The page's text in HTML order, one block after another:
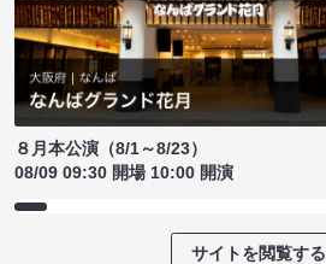
８月本公演（8/1～8/23）
08/09 09:30 開場 10:00 開演
サイトを閲覧する